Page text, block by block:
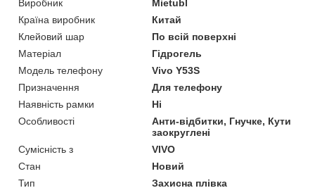
Виробник
Mietubl
Країна виробник
Китай
Клейовий шар
По всій поверхні
Матеріал
Гідрогель
Модель телефону
Vivo Y53S
Призначення
Для телефону
Наявність рамки
Ні
Особливості
Анти-відбитки, Гнучке, Кути
заокруглені
Сумісність з
VIVO
Стан
Новий
Тип
Захисна плівка